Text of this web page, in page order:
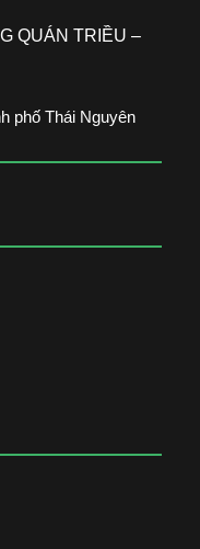
QUÁN TRIỀU –
phố Thái Nguyên